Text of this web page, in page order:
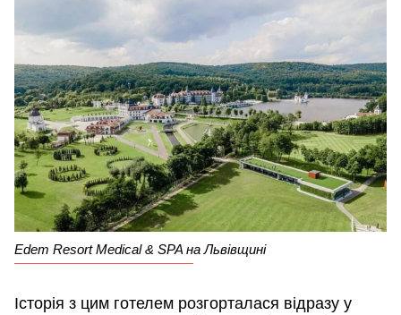
Edem Resort Medical & SPA на Львівщині
Історія з цим готелем розгорталася відразу у